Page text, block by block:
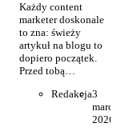
Każdy content
marketer doskonale
to zna: świeży
artykuł na blogu to
dopiero początek.
Przed tobą…
Redakcja3
marca
2026